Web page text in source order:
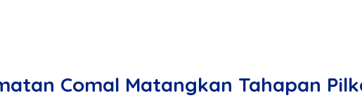
Comal Matangkan Tahapan